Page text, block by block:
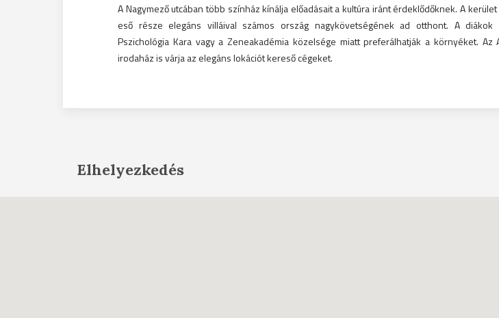
A Nagymező utcában több színház kínálja előadásait a kultúra iránt érdeklődőknek. A
eső része elegáns villáival számos ország nagykövetségének ad otthont. A diákok
Pszichológia Kara vagy a Zeneakadémia közelsége miatt preferálhatják a környéket. Az
irodaház is várja az elegáns lokációt kereső cégeket.
Elhelyezkedés